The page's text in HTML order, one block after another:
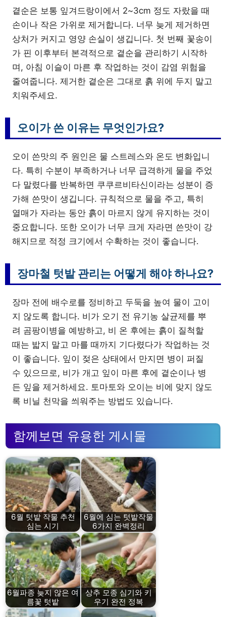
곁순은 보통 잎겨드랑이에서 2~3cm 정도 자랐을 때
손이나 작은 가위로 제거합니다. 너무 늦게 제거하면
상처가 커지고 영양 손실이 생깁니다. 첫 번째 꽃송이
가 핀 이후부터 본격적으로 곁순을 관리하기 시작하
며, 아침 이슬이 마른 후 작업하는 것이 감염 위험을
줄여줍니다. 제거한 곁순은 그대로 흙 위에 두지 말고
치워주세요.
오이가 쓴 이유는 무엇인가요?
오이 쓴맛의 주 원인은 물 스트레스와 온도 변화입니
다. 특히 수분이 부족하거나 너무 급격하게 물을 주었
다 말렸다를 반복하면 쿠쿠르비타신이라는 성분이 증
가해 쓴맛이 생깁니다. 규칙적으로 물을 주고, 특히
열매가 자라는 동안 흙이 마르지 않게 유지하는 것이
중요합니다. 또한 오이가 너무 크게 자라면 쓴맛이 강
해지므로 적정 크기에서 수확하는 것이 좋습니다.
장마철 텃밭 관리는 어떻게 해야 하나요?
장마 전에 배수로를 정비하고 두둑을 높여 물이 고이
지 않도록 합니다. 비가 오기 전 유기농 살균제를 뿌
려 곰팡이병을 예방하고, 비 온 후에는 흙이 질척할
때는 밟지 말고 마를 때까지 기다렸다가 작업하는 것
이 좋습니다. 잎이 젖은 상태에서 만지면 병이 퍼질
수 있으므로, 비가 개고 잎이 마른 후에 곁순이나 병
든 잎을 제거하세요. 토마토와 오이는 비에 맞지 않도
록 비닐 천막을 씌워주는 방법도 있습니다.
함께보면 유용한 게시물
6월 텃밭 작물 추천
심는 시기
6월에 심는 텃밭작물
6가지 완벽정리
6월파종 늦지 않은 여
름꽃 텃밭
상추 모종 심기와 키
우기 완전 정복